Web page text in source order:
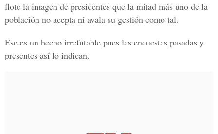
flote la imagen de presidentes que la mitad más uno de la
población no acepta ni avala su gestión como tal.
Ese es un hecho irrefutable pues las encuestas pasadas y
presentes así lo indican.